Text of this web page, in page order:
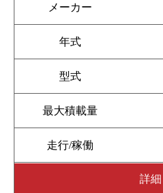
メーカー
年式
型式
最大積載量
走行/稼働
詳細